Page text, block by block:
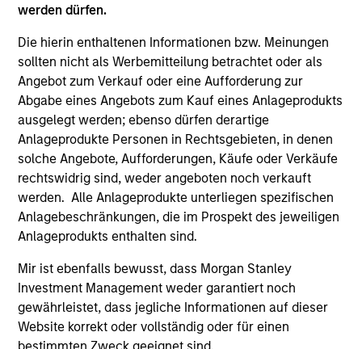
werden dürfen.
Die hierin enthaltenen Informationen bzw. Meinungen
sollten nicht als Werbemitteilung betrachtet oder als
Angebot zum Verkauf oder eine Aufforderung zur
Abgabe eines Angebots zum Kauf eines Anlageprodukts
ausgelegt werden; ebenso dürfen derartige
Anlageprodukte Personen in Rechtsgebieten, in denen
solche Angebote, Aufforderungen, Käufe oder Verkäufe
rechtswidrig sind, weder angeboten noch verkauft
werden. Alle Anlageprodukte unterliegen spezifischen
Anlagebeschränkungen, die im Prospekt des jeweiligen
Anlageprodukts enthalten sind.
Mir ist ebenfalls bewusst, dass Morgan Stanley
Investment Management weder garantiert noch
gewährleistet, dass jegliche Informationen auf dieser
Website korrekt oder vollständig oder für einen
Global Balanced Income Strategy
Invests across global asset classes, aiming
to manage total portfolio risk while
enhancing returns from tactical positioning,
seeking to deliver attractive returns, a
stable income and a measure of downside
protection in volatile markets.
Global Balanced Risk Control Strategy:
Total Portfolio Risk Control
Invests across global asset classes, aiming
to manage total portfolio risk while
enhancing returns from tactical positioning
and seeking to deliver attractive returns and
downside protection in volatile markets. The